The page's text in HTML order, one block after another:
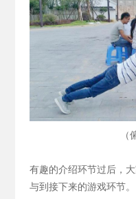
（
有趣的介绍环节过后，
与到接下来的游戏环节。